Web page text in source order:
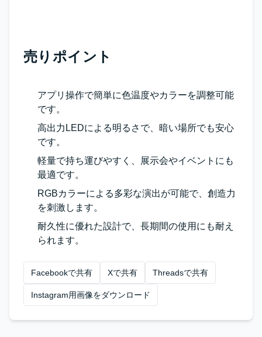
売りポイント
アプリ操作で簡単に色温度やカラーを調整可能
です。
高出力LEDによる明るさで、暗い場所でも安心
です。
軽量で持ち運びやすく、展示会やイベントにも
最適です。
RGBカラーによる多彩な演出が可能で、創造力
を刺激します。
耐久性に優れた設計で、長期間の使用にも耐え
られます。
Facebookで共有 Xで共有 Threadsで共有
Instagram用画像をダウンロード